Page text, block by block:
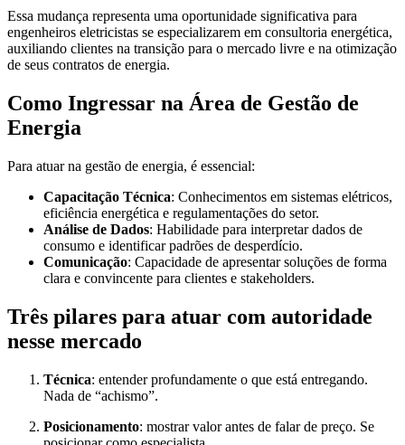
Essa mudança representa uma oportunidade significativa para
engenheiros eletricistas se especializarem em consultoria energética,
auxiliando clientes na transição para o mercado livre e na otimização
de seus contratos de energia.
Como Ingressar na Área de Gestão de
Energia
Para atuar na gestão de energia, é essencial:
Capacitação Técnica: Conhecimentos em sistemas elétricos,
eficiência energética e regulamentações do setor.
Análise de Dados: Habilidade para interpretar dados de
consumo e identificar padrões de desperdício.
Comunicação: Capacidade de apresentar soluções de forma
clara e convincente para clientes e stakeholders.
Três pilares para atuar com autoridade
nesse mercado
Técnica: entender profundamente o que está entregando.
Nada de “achismo”.
Posicionamento: mostrar valor antes de falar de preço. Se